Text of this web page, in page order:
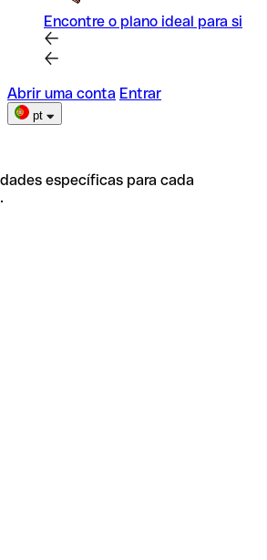
Encontre o plano ideal para si
Abrir uma conta Entrar
pt
específicas para cada